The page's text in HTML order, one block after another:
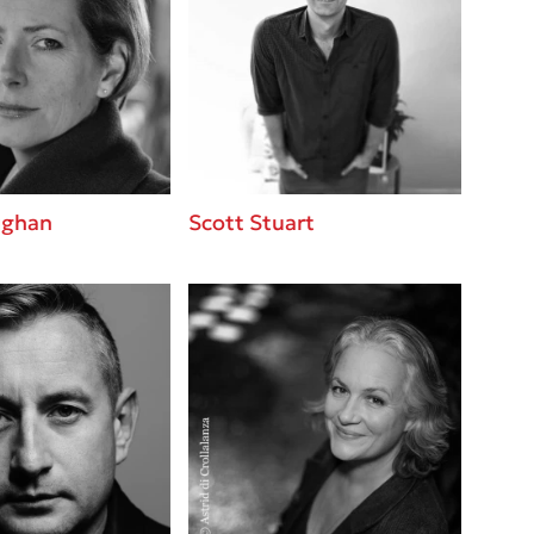
σε
pizza
μας για
με τη
το
Scott Stuart